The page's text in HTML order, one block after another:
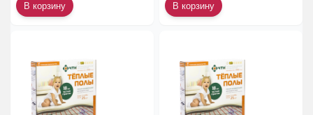
В корзину В корзину